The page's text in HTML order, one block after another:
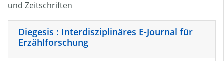
und Zeitschriften
Diegesis : Interdisziplinäres E-Journal für
Erzählforschung